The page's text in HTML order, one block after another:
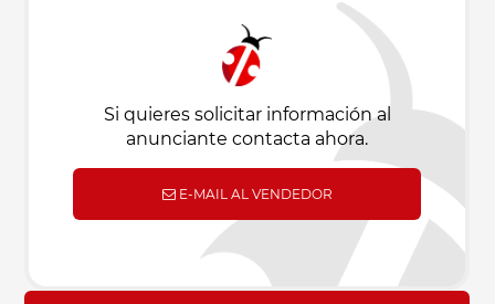
Si quieres solicitar información al
anunciante contacta ahora.
E-MAIL AL VENDEDOR